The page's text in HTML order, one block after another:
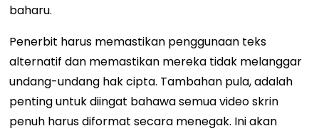
baharu.
Penerbit harus memastikan penggunaan teks
alternatif dan memastikan mereka tidak melanggar
undang-undang hak cipta. Tambahan pula, adalah
penting untuk diingat bahawa semua video skrin
penuh harus diformat secara menegak. Ini akan